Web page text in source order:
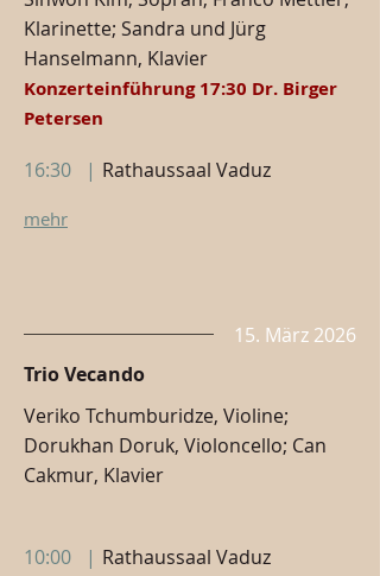
Klarinette; Sandra und Jürg
Hanselmann, Klavier
Konzerteinführung 17:30 Dr. Birger
Petersen
16:30 | Rathaussaal Vaduz
mehr
15. März 2026
Trio Vecando
Veriko Tchumburidze, Violine;
Dorukhan Doruk, Violoncello; Can
Cakmur, Klavier
10:00 | Rathaussaal Vaduz